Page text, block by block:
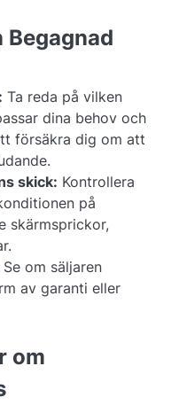
Begagnad
Ta reda på vilken
dina behov och
försäkra dig om att
skick: Kontrollera
på
skärmsprickor,
Se om säljaren
av garanti eller
om